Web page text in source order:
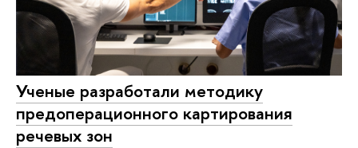
Ученые разработали методику
предоперационного картирования
речевых зон